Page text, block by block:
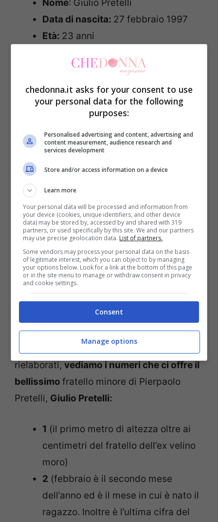
Nome: Giulio Pretelli
Data di nascita: 27 febbraio 1997
Età: 23 anni
Luogo di nascita:Maratea (Potenza)
Altezza:190 cm
Peso: 82 kg
nessuno visibile
Followers su Instagram:47.2 mila
Curiosità:è il fratello minore di
Pierpaolo Pretelli. Giulio durante il
periodo di presenza del fratello
all’interno della casa più
chiacchierata d’Italia ha molteplici
volte presenziato nei salotti
televisivi del piccolo schermo
facendo parlare di sé soprattutto
per le sue opinioni su Elisabetta
Gregoraci e Giulia Salemi.
Sulla base dei numeri che notiamo da
queste caratteristiche, una volta
rielaborati, vediamo i numeri che ci offre il
bellissimo fratello minore di Pierpaolo
Pretelli, Giulio Pretelli:
1 (il primo metro di altezza oltre ai
centimetri del fratello dell’ex velino
moro)
2 (febbraio è il secondo mese
dell’anno ed è il mese in cui è nato il
ragazzo. Inoltre è l’ultima cifra del
chedonna.it asks for your consent to use
your personal data for the following
purposes:
Personalised advertising and content, advertising and
content measurement, audience research and
services development
Store and/or access information on a device
Learn more
Your personal data will be processed and information from
your device (cookies, unique identifiers, and other device
data) may be stored by, accessed by and shared with 319
partners, or used specifically by this site. We and our partners
may use precise geolocation data. List of partners.
Some vendors may process your personal data on the basis
of legitimate interest, which you can object to by managing
your options below. Look for a link at the bottom of this page
or in the site menu to manage or withdraw consent in privacy
and cookie settings.
Consent
Manage options